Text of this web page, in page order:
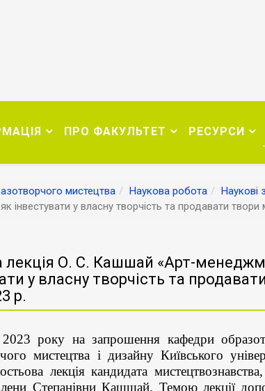
ПРО ФАКУЛЬТЕТ РЕСУРСИ
мистецтва Наукова робота
Наукові
у власну творчість та продавати твори
лекція О. С. Кашшай «Арт-
у власну творчість та
р.
року на запрошення кафедри
мистецтва і дизайну Київського
лекція кандидата
Степанівни Кашшай. Темою лекції